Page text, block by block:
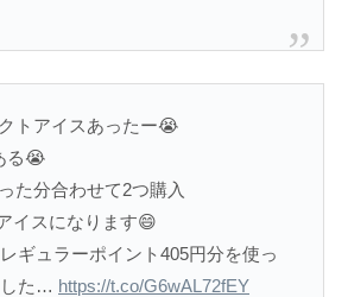
トアイスあったー😭
る😭
た分合わせて2つ購入
イスになります😄
ギュラーポイント405円分を使っ
した… https://t.co/G6wAL72fEY